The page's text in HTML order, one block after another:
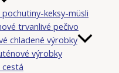
keksy-müsli
trvanlivé pečivo
chladené výrobky
výrobky